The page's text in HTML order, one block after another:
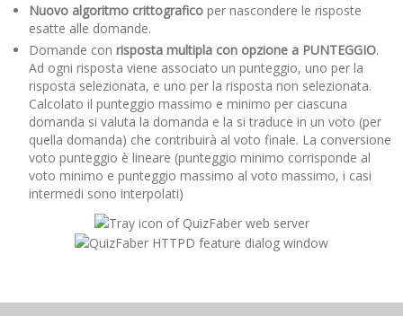
Nuovo algoritmo crittografico per nascondere le risposte
esatte alle domande.
Domande conrisposta multipla con opzione a PUNTEGGIO.
Ad ogni risposta viene associato un punteggio, uno per la
risposta selezionata, e uno per la risposta non selezionata.
Calcolato il punteggio massimo e minimo per ciascuna
domanda si valuta la domanda e la si traduce in un voto (per
quella domanda) che contribuirà al voto finale. La conversione
voto punteggio è lineare (punteggio minimo corrisponde al
voto minimo e punteggio massimo al voto massimo, i casi
intermedi sono interpolati)